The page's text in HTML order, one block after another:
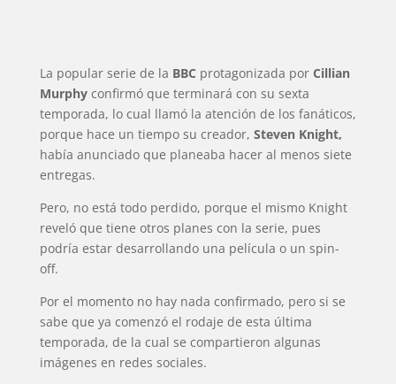
La popular serie de la BBC protagonizada por Cillian
Murphyconfirmó que terminará con su sexta
temporada, lo cual llamó la atención de los fanáticos,
porque hace un tiempo su creador, Steven Knight,
había anunciado que planeaba hacer al menos siete
entregas.
Pero, no está todo perdido, porque el mismo Knight
reveló que tiene otros planes con la serie, pues
podría estar desarrollando una película o un spin-
off.
Por el momento no hay nada confirmado, pero si se
sabe que ya comenzó el rodaje de esta última
temporada, de la cual se compartieron algunas
imágenes en redes sociales.